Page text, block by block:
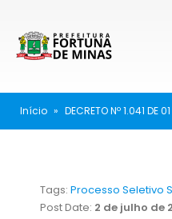
Início » DECRETO Nº 1.041 DE
Tags: Processo Seletivo
Post Date: 2 de julho de